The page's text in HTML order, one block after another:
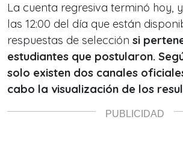
La cuenta regresiva terminó hoy,
las 12:00 del día que están
respuestas de selección si
estudiantes que postularon.
solo existen dos canales
cabo la visualización de los